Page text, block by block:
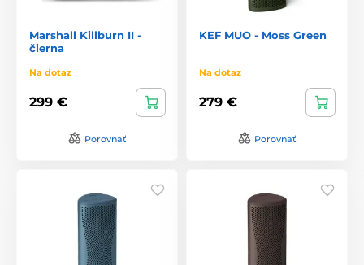
Marshall Killburn II -
čierna
Na dotaz
299 €
Porovnať
KEF MUO - Moss Green
Na dotaz
279 €
Porovnať